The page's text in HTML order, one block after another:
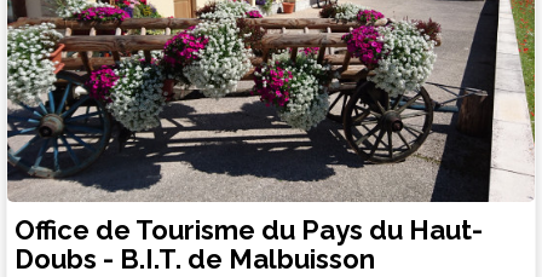
Office de Tourisme du Pays du Haut-
Doubs - B.I.T. de Malbuisson